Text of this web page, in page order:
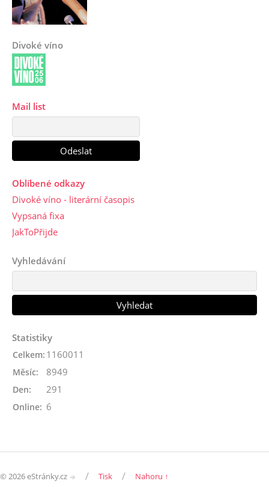
Divoké víno
Mail list
Oblíbené odkazy
Divoké víno - literární časopis
Vypsaná fixa
JakToPřijde
Vyhledávání
Statistiky
Online: 6
Celkem: 1160011
Měsíc: 8949
Den: 291
© 2026 eStránky.cz / Tisk / Nahoru ↑